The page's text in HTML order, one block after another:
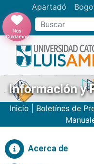
Apartadó
Buscar
Nos
Cuidamos
Información y
Inicio Boletínes de
Acerca de